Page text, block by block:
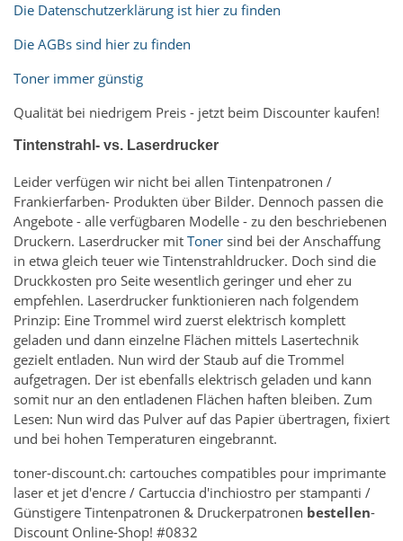
Die Datenschutzerklärung ist hier zu finden
Die AGBs sind hier zu finden
Toner immer günstig
Qualität bei niedrigem Preis - jetzt beim Discounter kaufen!
Tintenstrahl- vs. Laserdrucker
Leider verfügen wir nicht bei allen Tintenpatronen /
Frankierfarben- Produkten über Bilder. Dennoch passen die
Angebote - alle verfügbaren Modelle - zu den beschriebenen
Druckern. Laserdrucker mit Toner sind bei der Anschaffung
in etwa gleich teuer wie Tintenstrahldrucker. Doch sind die
Druckkosten pro Seite wesentlich geringer und eher zu
empfehlen. Laserdrucker funktionieren nach folgendem
Prinzip: Eine Trommel wird zuerst elektrisch komplett
geladen und dann einzelne Flächen mittels Lasertechnik
gezielt entladen. Nun wird der Staub auf die Trommel
aufgetragen. Der ist ebenfalls elektrisch geladen und kann
somit nur an den entladenen Flächen haften bleiben. Zum
Lesen: Nun wird das Pulver auf das Papier übertragen, fixiert
und bei hohen Temperaturen eingebrannt.
toner-discount.ch: cartouches compatibles pour imprimante
laser et jet d'encre / Cartuccia d'inchiostro per stampanti /
Günstigere Tintenpatronen & Druckerpatronen bestellen-
Discount Online-Shop! #0832